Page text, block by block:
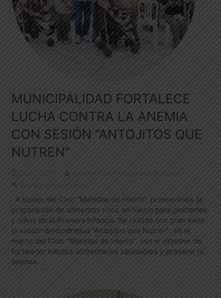
MUNICIPALIDAD FORTALECE
LUCHA CONTRA LA ANEMIA
CON SESIÓN “ANTOJITOS QUE
NUTREN”
26/02/2026
Administrador ImagenInstitucional
No hay comentarios
A través del Club “Mamitas de Hierro”, promovimos la
preparación de alimentos ricos en hierro para gestantes
y niños de la Primera Infancia. Se realizó con gran éxito
la sesión demostrativa “Antojitos que Nutren”, en el
marco del Club “Mamitas de Hierro”, con el objetivo de
fortalecer hábitos alimentarios saludables y prevenir la
anemia…